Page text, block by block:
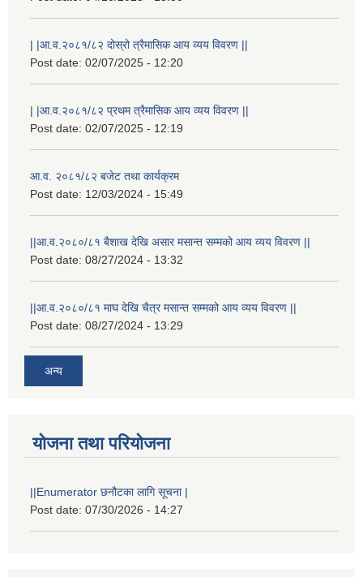
| |आ.व.२०८१/८२ दोस्रो त्रैमासिक आय व्यय विवरण ||
Post date: 02/07/2025 - 12:20
| |आ.व.२०८१/८२ प्रथम त्रैमासिक आय व्यय विवरण ||
Post date: 02/07/2025 - 12:19
आ.व. २०८१/८२ बजेट तथा कार्यक्रम
Post date: 12/03/2024 - 15:49
||आ.व.२०८०/८१ बैशाख देखि असार मसान्त सम्मको आय व्यय विवरण ||
Post date: 08/27/2024 - 13:32
||आ.व.२०८०/८१ माघ देखि चैत्र मसान्त सम्मको आय व्यय विवरण ||
Post date: 08/27/2024 - 13:29
अन्य
योजना तथा परियोजना
||Enumerator छनौटका लागि सूचना |
Post date: 07/30/2026 - 14:27